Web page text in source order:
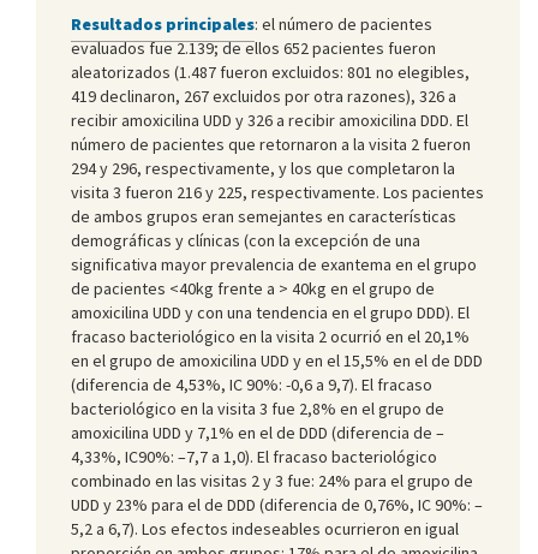
Resultados principales: el número de pacientes
evaluados fue 2.139; de ellos 652 pacientes fueron
aleatorizados (1.487 fueron excluidos: 801 no elegibles,
419 declinaron, 267 excluidos por otra razones), 326 a
recibir amoxicilina UDD y 326 a recibir amoxicilina DDD. El
número de pacientes que retornaron a la visita 2 fueron
294 y 296, respectivamente, y los que completaron la
visita 3 fueron 216 y 225, respectivamente. Los pacientes
de ambos grupos eran semejantes en características
demográficas y clínicas (con la excepción de una
significativa mayor prevalencia de exantema en el grupo
de pacientes <40kg frente a > 40kg en el grupo de
amoxicilina UDD y con una tendencia en el grupo DDD). El
fracaso bacteriológico en la visita 2 ocurrió en el 20,1%
en el grupo de amoxicilina UDD y en el 15,5% en el de DDD
(diferencia de 4,53%, IC 90%: -0,6 a 9,7). El fracaso
bacteriológico en la visita 3 fue 2,8% en el grupo de
amoxicilina UDD y 7,1% en el de DDD (diferencia de –
4,33%, IC90%: –7,7 a 1,0). El fracaso bacteriológico
combinado en las visitas 2 y 3 fue: 24% para el grupo de
UDD y 23% para el de DDD (diferencia de 0,76%, IC 90%: –
5,2 a 6,7). Los efectos indeseables ocurrieron en igual